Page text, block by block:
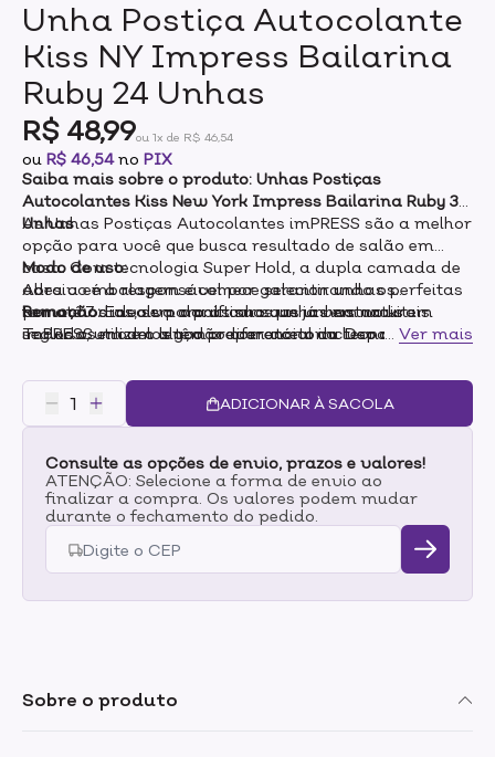
Unha Postiça Autocolante
Kiss NY Impress Bailarina
Ruby 24 Unhas
R$ 48,99ou 1x de R$ 46,54
ou R$ 46,54no PIX
Saiba mais sobre o produto: Unhas Postiças
Autocolantes Kiss New York Impress Bailarina Ruby 30
Unhas
As Unhas Postiças Autocolantes imPRESS são a melhor
opção para você que busca resultado de salão em
casa. Com tecnologia Super Hold, a dupla camada de
adesivo é a responsável por garantir unhas perfeitas
por até 7 dias, sem danificar suas unhas naturais.
Todos os modelos têm o diferencial da tecnologia Pure
mais finas e resistentes que proporcionam um encaixe
perfeito, além de um acabamento muito mais natural.
Modo de uso:
Abra a embalagem e comece selecionando os
tamanhos ideais para as suas unhas naturais em
seguida, utilize o lenço preparatório incluso na
melhor aderência.
Remoção:Envolva o palitinho que já vem no kit
imPRESS em um algodão com acetona. Depois, inicie a
postiças autoadesivas até soltá-las.
Ver mais
ADICIONAR À SACOLA
Consulte as opções de envio, prazos e valores!
ATENÇÃO: Selecione a forma de envio ao
finalizar a compra. Os valores podem mudar
durante o fechamento do pedido.
Sobre o produto